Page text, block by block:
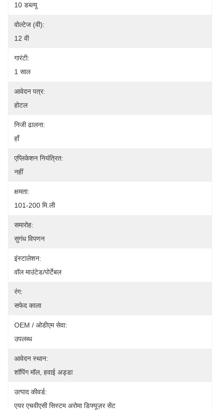
10 डब्ल्यू
वोल्टेज (वी):
12 वी
गारंटी:
1 साल
आवेदन पत्र:
होटल
निजी ढालना:
हाँ
एप्लिकेशन नियंत्रित:
नहीं
क्षमता:
101-200 मि.ली
समारोह:
सुगंध विपणन
इंस्टालेशन:
वॉल माउंटेड/पोर्टेबल
रंग:
सफेद काला
OEM / ओडीएम सेवा:
उपलब्ध
आवेदन स्थान:
शॉपिंग मॉल, हवाई अड्डा
उत्पाद कीवर्ड:
एयर एचवीएसी सिस्टम अरोमा डिफ्यूज़र सेंट